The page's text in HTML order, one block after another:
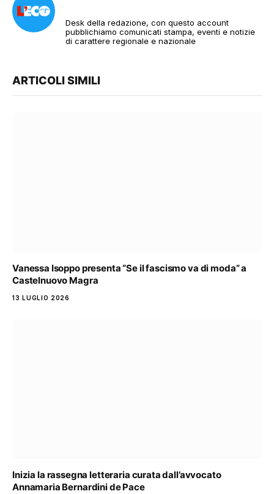
Desk della redazione, con questo account
pubblichiamo comunicati stampa, eventi e notizie
di carattere regionale e nazionale
ARTICOLI SIMILI
Vanessa Isoppo presenta “Se il fascismo va di moda” a
Castelnuovo Magra
13 LUGLIO 2026
Inizia la rassegna letteraria curata dall’avvocato
Annamaria Bernardini de Pace